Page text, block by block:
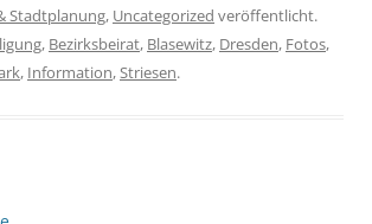
Stadtplanung, Uncategorized veröffentlicht.
, Bezirksbeirat, Blasewitz, Dresden, Fotos,
, Information,Striesen.